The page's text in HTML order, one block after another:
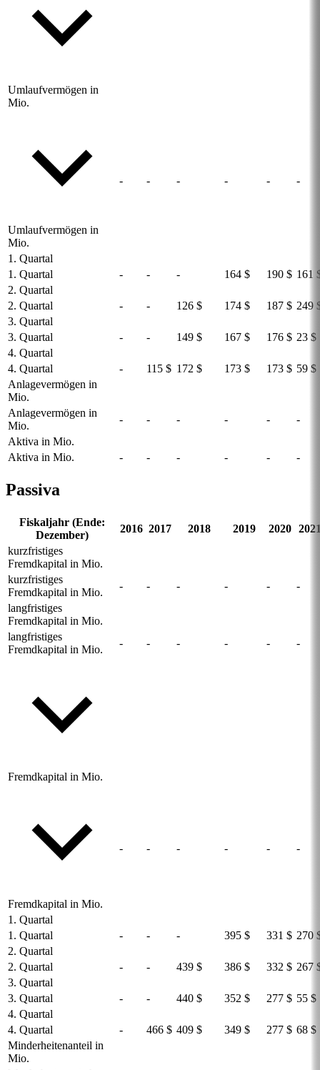
Umlaufvermögen in
Mio.
Umlaufvermögen in
Mio.
- - - - - -
1. Quartal
1. Quartal
- - - 164 $ 190 $ 161
2. Quartal
2. Quartal
- - 126 $ 174 $ 187 $ 249
3. Quartal
3. Quartal
- - 149 $ 167 $ 176 $ 23 $
4. Quartal
4. Quartal
- 115 $ 172 $ 173 $ 173 $ 59 $
Anlagevermögen in
Mio.
Anlagevermögen in
Mio.
- - - - -
-
Aktiva in Mio.
Aktiva in Mio.
- - - - - -
Passiva
Fiskaljahr (Ende:
Dezember)
2016 2017 2018 2019 2020
kurzfristiges
Fremdkapital in Mio.
kurzfristiges
Fremdkapital in Mio.
- - - - -
-
langfristiges
Fremdkapital in Mio.
langfristiges
Fremdkapital in Mio.
- - - - - -
Fremdkapital in Mio.
Fremdkapital in Mio.
- - - - - -
1. Quartal
1. Quartal
- - - 395 $ 331 $ 270
2. Quartal
2. Quartal
- - 439 $ 386 $ 332 $ 267
3. Quartal
3. Quartal
- - 440 $ 352 $ 277 $ 55 $
4. Quartal
4. Quartal
- 466 $ 409 $ 349 $ 277 $ 68 $
Minderheitenanteil in
Mio.